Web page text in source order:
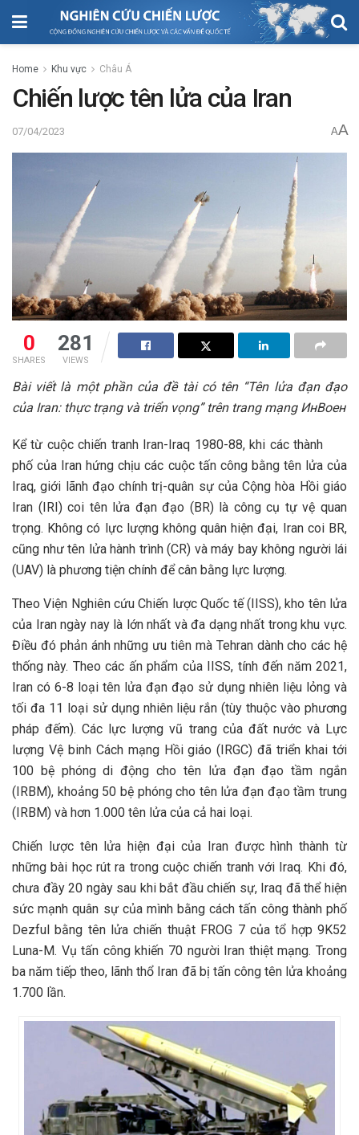
Home Khu vực Châu Á
Chiến lược tên lửa của Iran
07/04/2023 AA
0
SHARES
281
VIEWS
Bài viết là một phần của đề tài có tên “Tên lửa đạn đạo
của Iran: thực trạng và triển vọng” trên trang mạng ИнВоен
Kể từ cuộc chiến tranh Iran-Iraq 1980-88, khi các thành
phố của Iran hứng chịu các cuộc tấn công bằng tên lửa của
Iraq, giới lãnh đạo chính trị-quân sự của Cộng hòa Hồi giáo
Iran (IRI) coi tên lửa đạn đạo (BR) là công cụ tự vệ quan
trọng. Không có lực lượng không quân hiện đại, Iran coi BR,
cũng như tên lửa hành trình (CR) và máy bay không người lái
(UAV) là phương tiện chính để cân bằng lực lượng.
Theo Viện Nghiên cứu Chiến lược Quốc tế (IISS), kho tên lửa
của Iran ngày nay là lớn nhất và đa dạng nhất trong khu vực.
Điều đó phản ánh những ưu tiên mà Tehran dành cho các hệ
thống này. Theo các ấn phẩm của IISS, tính đến năm 2021,
Iran có 6-8 loại tên lửa đạn đạo sử dụng nhiên liệu lỏng và
tối đa 11 loại sử dụng nhiên liệu rắn (tùy thuộc vào phương
pháp đếm). Các lực lượng vũ trang của đất nước và Lực
lượng Vệ binh Cách mạng Hồi giáo (IRGC) đã triển khai tới
100 bệ phóng di động cho tên lửa đạn đạo tầm ngắn
(IRBM), khoảng 50 bệ phóng cho tên lửa đạn đạo tầm trung
(IRBM) và hơn 1.000 tên lửa của cả hai loại.
Chiến lược tên lửa hiện đại của Iran được hình thành từ
những bài học rút ra trong cuộc chiến tranh với Iraq. Khi đó,
chưa đầy 20 ngày sau khi bắt đầu chiến sự, Iraq đã thể hiện
sức mạnh quân sự của mình bằng cách tấn công thành phố
Dezful bằng tên lửa chiến thuật FROG 7 của tổ hợp 9K52
Luna-M. Vụ tấn công khiến 70 người Iran thiệt mạng. Trong
ba năm tiếp theo, lãnh thổ Iran đã bị tấn công tên lửa khoảng
1.700 lần.